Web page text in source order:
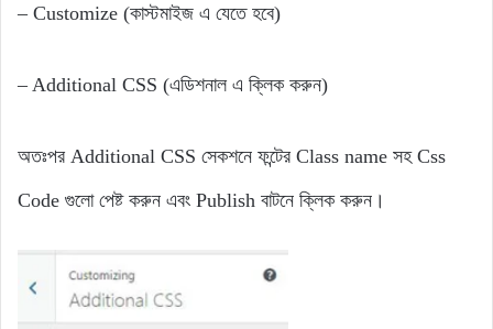
– Customize (কাস্টমাইজ এ যেতে হবে)
– Additional CSS (এডিশনাল এ ক্লিক করুন)
অতঃপর Additional CSS সেকশনে ফন্টের Class name সহ Css
Code গুলো পেষ্ট করুন এবং Publish বাটনে ক্লিক করুন।